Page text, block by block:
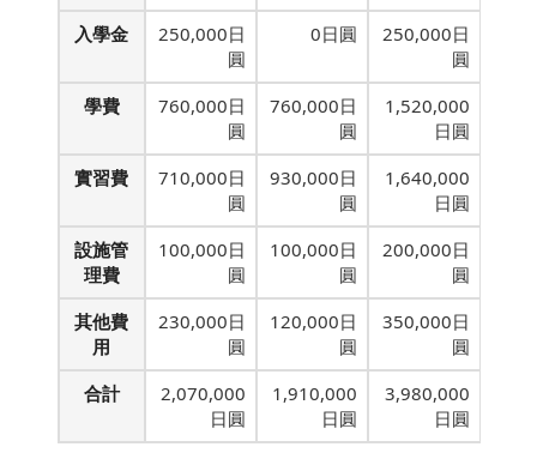
入學金
250,000日
圓
0日圓
250,000日
圓
學費
760,000日
圓
760,000日
圓
1,520,000
日圓
實習費
710,000日
圓
930,000日
圓
1,640,000
日圓
設施管
理費
100,000日
圓
100,000日
圓
200,000日
圓
其他費
用
230,000日
圓
120,000日
圓
350,000日
圓
合計
2,070,000
日圓
1,910,000
日圓
3,980,000
日圓